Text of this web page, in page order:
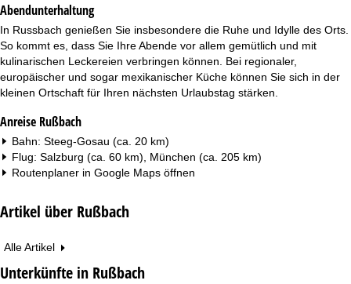
Abendunterhaltung
In Russbach genießen Sie insbesondere die Ruhe und Idylle des Orts.
So kommt es, dass Sie Ihre Abende vor allem gemütlich und mit
kulinarischen Leckereien verbringen können. Bei regionaler,
europäischer und sogar mexikanischer Küche können Sie sich in der
kleinen Ortschaft für Ihren nächsten Urlaubstag stärken.
Anreise Rußbach
Bahn: Steeg-Gosau (ca. 20 km)
Flug: Salzburg (ca. 60 km), München (ca. 205 km)
Routenplaner in Google Maps öffnen
Artikel über Rußbach
Alle Artikel
Unterkünfte in Rußbach